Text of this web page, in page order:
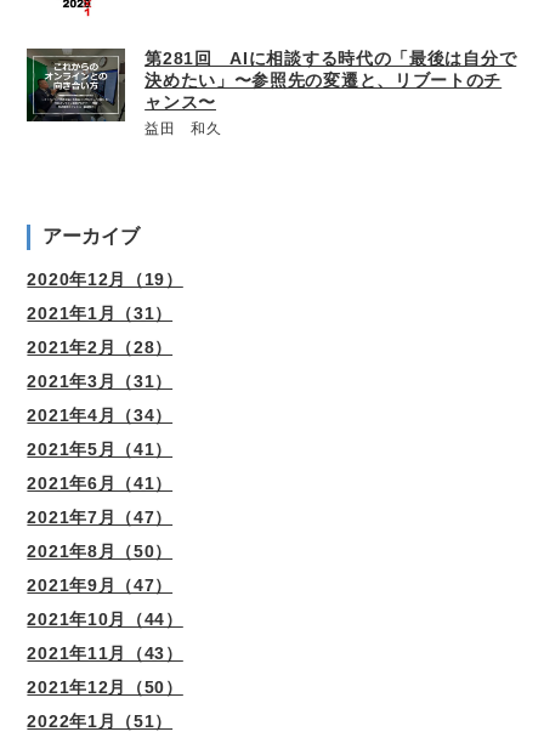
第281回 AIに相談する時代の「最後は自分で
決めたい」〜参照先の変遷と、リブートのチ
ャンス〜
益田 和久
アーカイブ
2020年12月（19）
2021年1月（31）
2021年2月（28）
2021年3月（31）
2021年4月（34）
2021年5月（41）
2021年6月（41）
2021年7月（47）
2021年8月（50）
2021年9月（47）
2021年10月（44）
2021年11月（43）
2021年12月（50）
2022年1月（51）